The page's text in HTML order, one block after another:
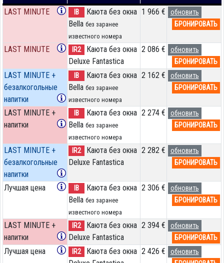
LAST MINUTE IB
Каюта без окна
Bella без заранее
известного номера
1 966 €
обновить
БРОНИРОВАТЬ
LAST MINUTE IR2
Каюта без окна
Deluxe Fantastica
2 086 €
обновить
БРОНИРОВАТЬ
LAST MINUTE +
безалкогольные
напитки
IB
Каюта без окна
Bella без заранее
известного номера
2 162 €
обновить
БРОНИРОВАТЬ
LAST MINUTE +
напитки
IB
Каюта без окна
Bella без заранее
известного номера
2 274 €
обновить
БРОНИРОВАТЬ
LAST MINUTE +
безалкогольные
напитки
IR2
Каюта без окна
Deluxe Fantastica
2 282 €
обновить
БРОНИРОВАТЬ
Лучшая цена IB
Каюта без окна
Bella без заранее
известного номера
2 306 €
обновить
БРОНИРОВАТЬ
LAST MINUTE +
напитки
IR2
Каюта без окна
Deluxe Fantastica
2 394 €
обновить
БРОНИРОВАТЬ
Лучшая цена IR2
Каюта без окна 2 426 €
обновить